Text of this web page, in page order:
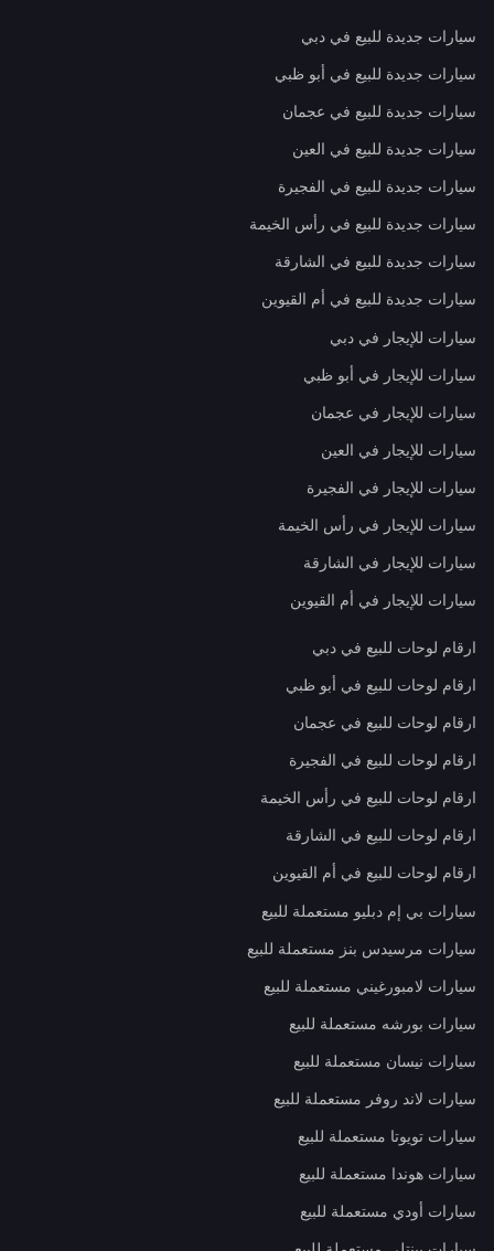
سيارات جديدة للبيع في دبي
سيارات جديدة للبيع في أبو ظبي
سيارات جديدة للبيع في عجمان
سيارات جديدة للبيع في العين
سيارات جديدة للبيع في الفجيرة
سيارات جديدة للبيع في رأس الخيمة
سيارات جديدة للبيع في الشارقة
سيارات جديدة للبيع في أم القيوين
سيارات للإيجار في دبي
سيارات للإيجار في أبو ظبي
سيارات للإيجار في عجمان
سيارات للإيجار في العين
سيارات للإيجار في الفجيرة
سيارات للإيجار في رأس الخيمة
سيارات للإيجار في الشارقة
سيارات للإيجار في أم القيوين
ارقام لوحات للبيع في دبي
ارقام لوحات للبيع في أبو ظبي
ارقام لوحات للبيع في عجمان
ارقام لوحات للبيع في الفجيرة
ارقام لوحات للبيع في رأس الخيمة
ارقام لوحات للبيع في الشارقة
ارقام لوحات للبيع في أم القيوين
سيارات بي إم دبليو مستعملة للبيع
سيارات مرسيدس بنز مستعملة للبيع
سيارات لامبورغيني مستعملة للبيع
سيارات بورشه مستعملة للبيع
سيارات نيسان مستعملة للبيع
سيارات لاند روفر مستعملة للبيع
سيارات تويوتا مستعملة للبيع
سيارات هوندا مستعملة للبيع
سيارات أودي مستعملة للبيع